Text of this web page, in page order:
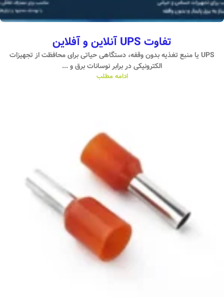
تفاوت UPS آنلاین و آفلاین
UPS یا منبع تغذیه بدون وقفه، دستگاهی حیاتی برای محافظت از تجهیزات
الکترونیکی در برابر نوسانات برق و ...
ادامه مطلب